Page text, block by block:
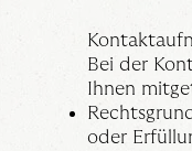
Bei der
Ihnen
oder